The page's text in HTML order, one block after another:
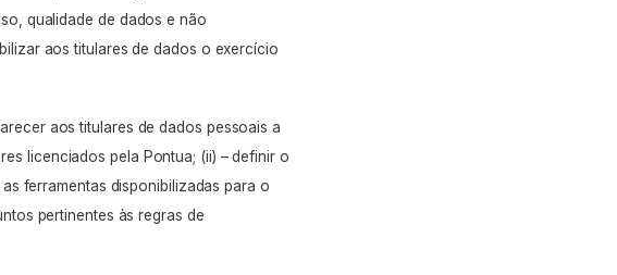
qualidade de dadosenão
aos titulares de dados o exercício
aos titulares de dados pessoais a
licenciados pela Pontua; (ii) –definir o
ferramentas disponibilizadas para o
pertinentes às regras de